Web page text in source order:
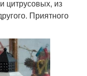
цитрусовых, из
Приятного